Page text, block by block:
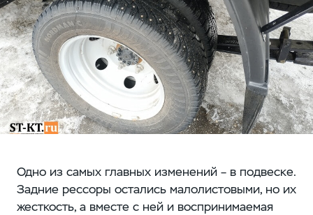
Одно из самых главных изменений – в подвеске.
Задние рессоры остались малолистовыми, но их
жесткость, а вместе с ней и воспринимаемая